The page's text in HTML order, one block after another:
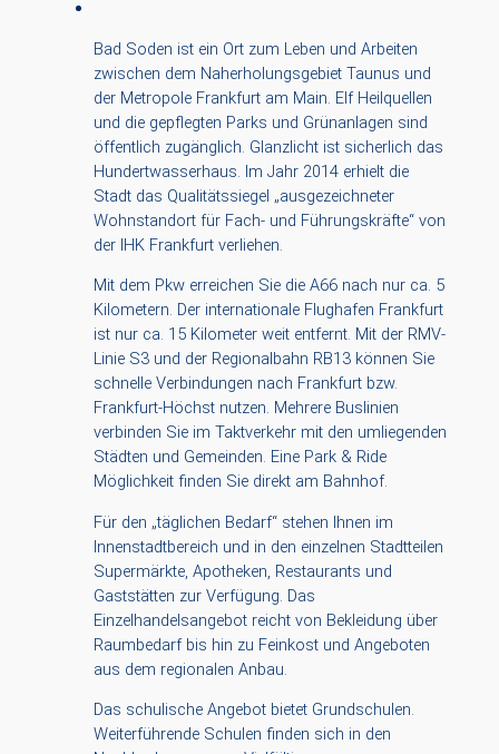
Bad Soden ist ein Ort zum Leben und Arbeiten
zwischen dem Naherholungsgebiet Taunus und
der Metropole Frankfurt am Main. Elf Heilquellen
und die gepflegten Parks und Grünanlagen sind
öffentlich zugänglich. Glanzlicht ist sicherlich das
Hundertwasserhaus. Im Jahr 2014 erhielt die
Stadt das Qualitätssiegel „ausgezeichneter
Wohnstandort für Fach- und Führungskräfte“ von
der IHK Frankfurt verliehen.
Mit dem Pkw erreichen Sie die A66 nach nur ca. 5
Kilometern. Der internationale Flughafen Frankfurt
ist nur ca. 15 Kilometer weit entfernt. Mit der RMV-
Linie S3 und der Regionalbahn RB13 können Sie
schnelle Verbindungen nach Frankfurt bzw.
Frankfurt-Höchst nutzen. Mehrere Buslinien
verbinden Sie im Taktverkehr mit den umliegenden
Städten und Gemeinden. Eine Park & Ride
Möglichkeit finden Sie direkt am Bahnhof.
Für den „täglichen Bedarf“ stehen Ihnen im
Innenstadtbereich und in den einzelnen Stadtteilen
Supermärkte, Apotheken, Restaurants und
Gaststätten zur Verfügung. Das
Einzelhandelsangebot reicht von Bekleidung über
Raumbedarf bis hin zu Feinkost und Angeboten
aus dem regionalen Anbau.
Das schulische Angebot bietet Grundschulen.
Weiterführende Schulen finden sich in den